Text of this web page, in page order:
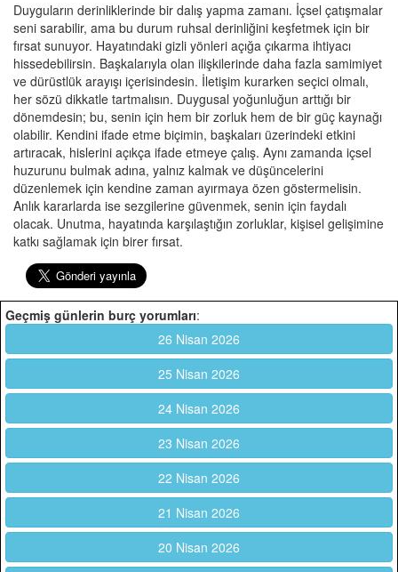
Duyguların derinliklerinde bir dalış yapma zamanı. İçsel çatışmalar
seni sarabilir, ama bu durum ruhsal derinliğini keşfetmek için bir
fırsat sunuyor. Hayatındaki gizli yönleri açığa çıkarma ihtiyacı
hissedebilirsin. Başkalarıyla olan ilişkilerinde daha fazla samimiyet
ve dürüstlük arayışı içerisindesin. İletişim kurarken seçici olmalı,
her sözü dikkatle tartmalısın. Duygusal yoğunluğun arttığı bir
dönemdesin; bu, senin için hem bir zorluk hem de bir güç kaynağı
olabilir. Kendini ifade etme biçimin, başkaları üzerindeki etkini
artıracak, hislerini açıkça ifade etmeye çalış. Aynı zamanda içsel
huzurunu bulmak adına, yalnız kalmak ve düşüncelerini
düzenlemek için kendine zaman ayırmaya özen göstermelisin.
Anlık kararlarda ise sezgilerine güvenmek, senin için faydalı
olacak. Unutma, hayatında karşılaştığın zorluklar, kişisel gelişimine
katkı sağlamak için birer fırsat.
Geçmiş günlerin burç yorumları:
26 Nisan 2026
25 Nisan 2026
24 Nisan 2026
23 Nisan 2026
22 Nisan 2026
21 Nisan 2026
20 Nisan 2026